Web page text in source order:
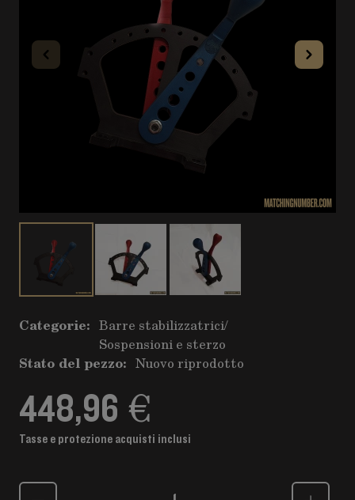
Categorie: Barre stabilizzatrici/
Sospensioni e sterzo
Stato del pezzo: Nuovo riprodotto
448,96 €
Tasse e protezione acquisti inclusi
Quantità